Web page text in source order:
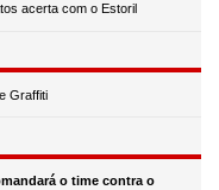
acerta com o Estoril
Graffiti
o time contra o